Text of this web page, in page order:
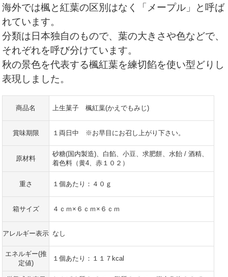
海外では楓と紅葉の区別はなく「メープル」と呼ば
れています。
分類は日本独自のもので、葉の大きさや色などで、
それぞれを呼び分けています。
秋の景色を代表する楓紅葉を練切餡を使い型どりし
表現しました。
商品名 上生菓子 楓紅葉(かえでもみじ)
賞味期限 １両日中 ※お早目にお召し上がり下さい。
原材料
砂糖(国内製造)、白餡、小豆、求肥餅、水飴 / 酒精、
着色料（黄4、赤１０２）
重さ １個あたり：４０ｇ
箱サイズ ４ｃｍ×６ｃｍ×６ｃｍ
アレルギー表示 なし
エネルギー(推
定値)
１個あたり：１１７kcal